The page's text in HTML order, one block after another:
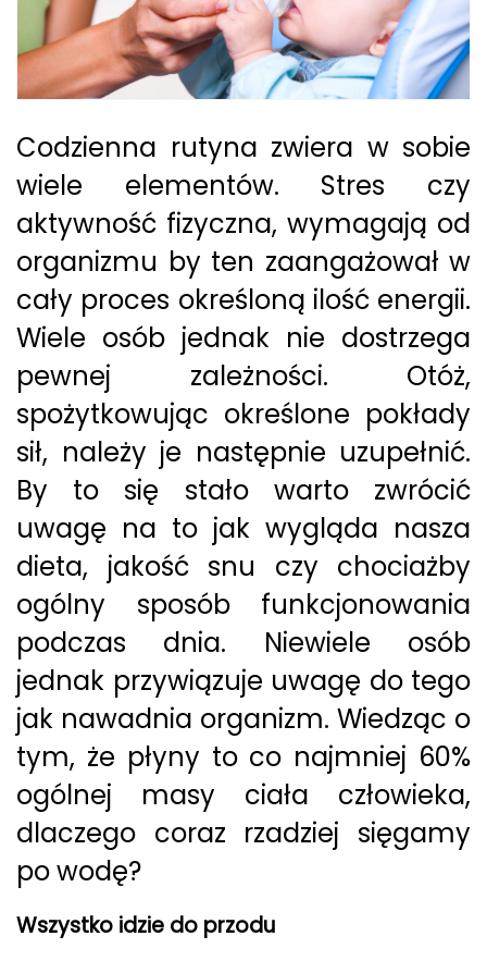
Codzienna rutyna zwiera w sobie
wiele elementów. Stres czy
aktywność fizyczna, wymagają od
organizmu by ten zaangażował w
cały proces określoną ilość energii.
Wiele osób jednak nie dostrzega
pewnej zależności. Otóż,
spożytkowując określone pokłady
sił, należy je następnie uzupełnić.
By to się stało warto zwrócić
uwagę na to jak wygląda nasza
dieta, jakość snu czy chociażby
ogólny sposób funkcjonowania
podczas dnia. Niewiele osób
jednak przywiązuje uwagę do tego
jak nawadnia organizm. Wiedząc o
tym, że płyny to co najmniej 60%
ogólnej masy ciała człowieka,
dlaczego coraz rzadziej sięgamy
po wodę?
Wszystko idzie do przodu